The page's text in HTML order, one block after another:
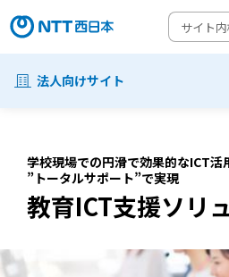
法人向けサイト
学校現場での円滑で効果的なICT活
”トータルサポート”で実現
教育ICT支援ソリ